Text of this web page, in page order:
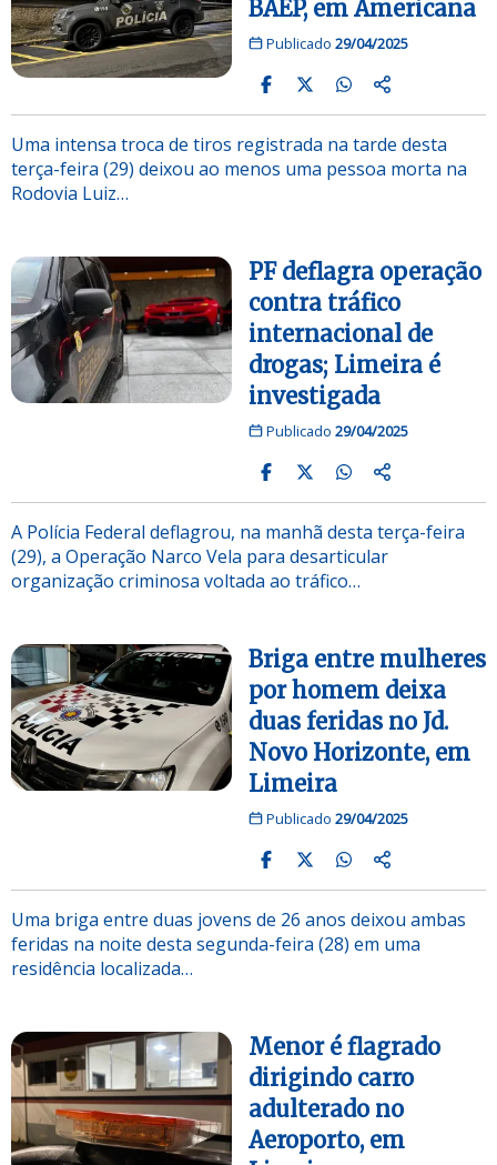
BAEP, em Americana
Publicado 29/04/2025
Uma intensa troca de tiros registrada na tarde desta
terça-feira (29) deixou ao menos uma pessoa morta na
Rodovia Luiz…
PF deflagra operação
contra tráfico
internacional de
drogas; Limeira é
investigada
Publicado 29/04/2025
A Polícia Federal deflagrou, na manhã desta terça-feira
(29), a Operação Narco Vela para desarticular
organização criminosa voltada ao tráfico…
Briga entre mulheres
por homem deixa
duas feridas no Jd.
Novo Horizonte, em
Limeira
Publicado 29/04/2025
Uma briga entre duas jovens de 26 anos deixou ambas
feridas na noite desta segunda-feira (28) em uma
residência localizada…
Menor é flagrado
dirigindo carro
adulterado no
Aeroporto, em